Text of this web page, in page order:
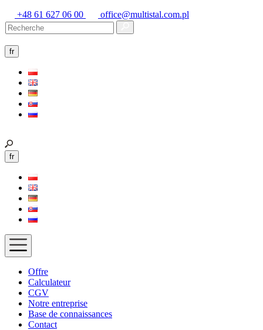
+48 61 627 06 00 office@multistal.com.pl
fr
fr
Offre
Calculateur
CGV
Notre entreprise
Base de connaissances
Contact